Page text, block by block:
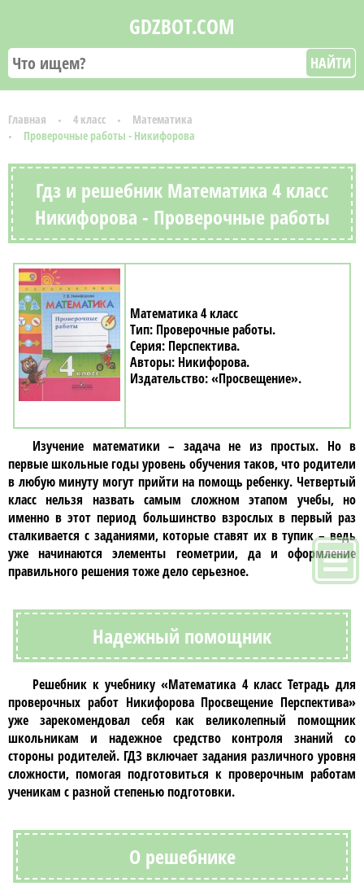
GDZBOT.COM
НАЙТИ
Главная 4 класс
Математика
Проверочные работы - Никифорова
Гдз и решебник Математика 4 класс
Никифорова - Проверочные работы
Математика 4 класс
Проверочные работы
Перспектива
Никифорова
«Просвещение»
Изучение математики – задача не из простых. Но в
первые школьные годы уровень обучения таков, что родители
в любую минуту могут прийти на помощь ребенку. Четвертый
класс нельзя назвать самым сложном этапом учебы, но
именно в этот период большинство взрослых в первый раз
сталкивается с заданиями, которые ставят их в тупик – ведь
уже начинаются элементы геометрии, да и оформление
правильного решения тоже дело серьезное.
Надежный помощник
Решебник к учебнику«Математика 4 класс Тетрадь для
проверочных работ Никифорова Просвещение Перспектива»
уже зарекомендовал себя как великолепный помощник
школьникам и надежное средство контроля знаний со
стороны родителей. ГДЗ включает задания различного уровня
сложности, помогая подготовиться к проверочным работам
ученикам с разной степенью подготовки.
О решебнике